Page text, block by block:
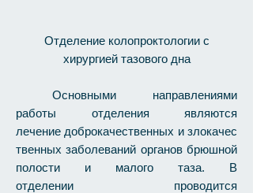
Отделение колопроктологии с
хирургией тазового дна
Основными направлениями
работы отделения являются
лечение доброкачественных и злокачес
твенных заболеваний органов брюшной
полости и малого таза. В
отделении проводится